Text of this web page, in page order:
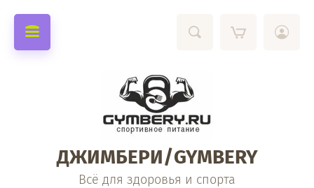
ДЖИМБЕРИ/GYMBERY
Всё для здоровья и спорта